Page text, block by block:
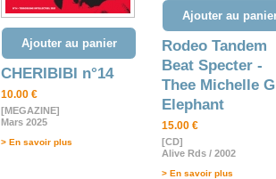
Ajouter au panier
CHERIBIBI n°14
10.00 €
[MEGAZINE]
Mars 2025
> En savoir plus
Ajouter au
Rodeo Tandem
Beat Specter -
Thee Michelle
Elephant
15.00 €
[CD]
Alive Rds / 2002
> En savoir plus